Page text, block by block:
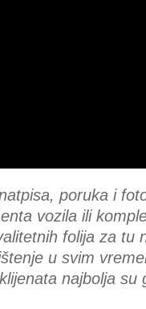
poruka i
vozila ili
folija za tu
u svim
najbolja su